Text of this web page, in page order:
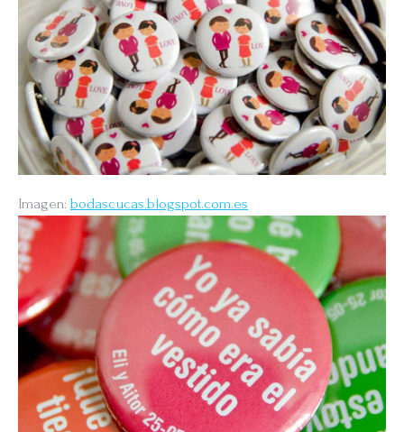
Imagen: bodascucas.blogspot.com.es